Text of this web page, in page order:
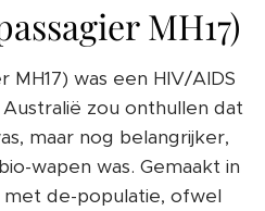
MH17)
MH17) was een HIV/AIDS
zou onthullen dat
maar nog belangrijker,
wapen was. Gemaakt in
met de-populatie, ofwel